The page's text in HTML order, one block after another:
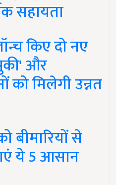
सहायता
किए दो नए
और
को मिलेगी उन्नत
से
ये 5 आसान